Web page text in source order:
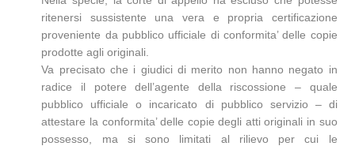
ritenersi sussistente una vera e propria certificazione
proveniente da pubblico ufficiale di conformita’ delle copie
prodotte agli originali.
Va precisato che i giudici di merito non hanno negato in
radice il potere dell’agente della riscossione – quale
pubblico ufficiale o incaricato di pubblico servizio – di
attestare la conformita’ delle copie degli atti originali in suo
possesso, ma si sono limitati al rilievo per cui le